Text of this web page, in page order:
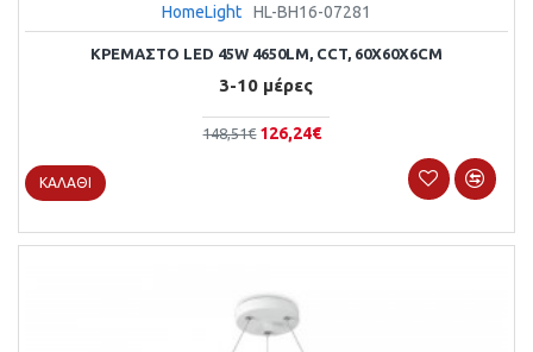
HomeLight HL-BH16-07281
ΚΡΕΜΑΣΤΌ LED 45W 4650LM, CCT, 60X60X6CM
3-10 μέρες
148,51€ 126,24€
ΚΑΛΆΘΙ